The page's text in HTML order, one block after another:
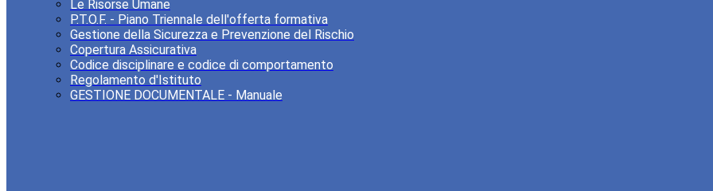
Le Risorse Umane
P.T.O.F. - Piano Triennale dell'offerta formativa
Gestione della Sicurezza e Prevenzione del Rischio
Copertura Assicurativa
Codice disciplinare e codice di comportamento
Regolamento d'Istituto
GESTIONE DOCUMENTALE - Manuale